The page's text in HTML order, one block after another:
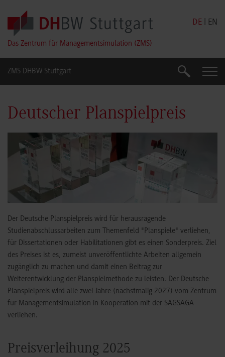
Skip to main content
DE
EN
Das Zentrum für Managementsimulation (ZMS)
ZMS DHBW Stuttgart Suche
Deutscher Planspielpreis
Der Deutsche Planspielpreis wird für herausragende
Studienabschlussarbeiten zum Themenfeld "Planspiele" verliehen,
für Dissertationen oder Habilitationen gibt es einen Sonderpreis. Ziel
des Preises ist es, zumeist unveröffentlichte Arbeiten allgemein
zugänglich zu machen und damit einen Beitrag zur
Weiterentwicklung der Planspielmethode zu leisten. Der Deutsche
Planspielpreis wird alle zwei Jahre (nächstmalig 2027) vom Zentrum
für Managementsimulation in Kooperation mit der SAGSAGA
verliehen.
Preisverleihung 2025